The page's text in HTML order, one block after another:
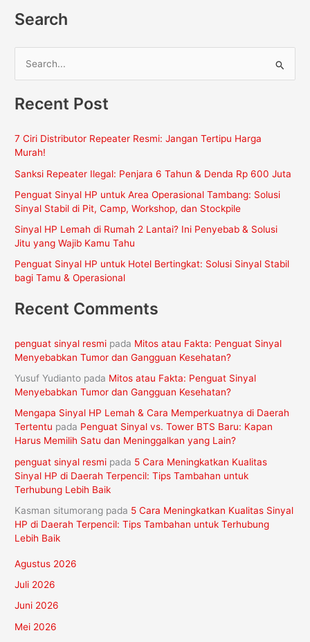
Search
r
u
t
u
k
:
Recent Post
7 Ciri Distributor Repeater Resmi: Jangan Tertipu Harga
Murah!
Sanksi Repeater Ilegal: Penjara 6 Tahun & Denda Rp 600 Juta
Penguat Sinyal HP untuk Area Operasional Tambang: Solusi
Sinyal Stabil di Pit, Camp, Workshop, dan Stockpile
Sinyal HP Lemah di Rumah 2 Lantai? Ini Penyebab & Solusi
Jitu yang Wajib Kamu Tahu
Penguat Sinyal HP untuk Hotel Bertingkat: Solusi Sinyal Stabil
bagi Tamu & Operasional
Recent Comments
penguat sinyal resmi pada Mitos atau Fakta: Penguat Sinyal
Menyebabkan Tumor dan Gangguan Kesehatan?
Yusuf Yudianto pada Mitos atau Fakta: Penguat Sinyal
Menyebabkan Tumor dan Gangguan Kesehatan?
Mengapa Sinyal HP Lemah & Cara Memperkuatnya di Daerah
Tertentu pada Penguat Sinyal vs. Tower BTS Baru: Kapan
Harus Memilih Satu dan Meninggalkan yang Lain?
penguat sinyal resmi pada 5 Cara Meningkatkan Kualitas
Sinyal HP di Daerah Terpencil: Tips Tambahan untuk
Terhubung Lebih Baik
Kasman situmorang pada 5 Cara Meningkatkan Kualitas Sinyal
HP di Daerah Terpencil: Tips Tambahan untuk Terhubung
Lebih Baik
Agustus 2026
Juli 2026
Juni 2026
Mei 2026